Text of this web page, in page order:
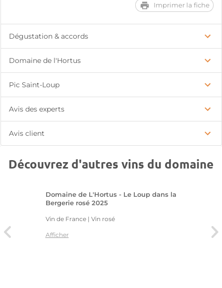
Imprimer la fiche
Dégustation & accords
Domaine de l'Hortus
Pic Saint-Loup
Avis des experts
Avis client
Découvrez d'autres vins du domaine
Domaine de L'Hortus - Le Loup dans la
Bergerie rosé 2025
Vin de France | Vin rosé
Afficher